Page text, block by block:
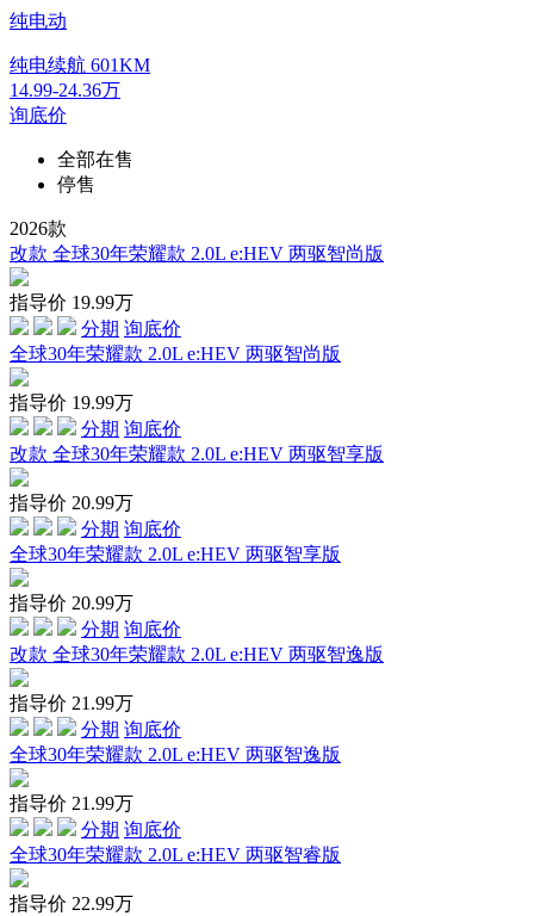
纯电动
纯电续航 601KM
14.99-24.36万
询底价
全部在售
停售
2026款
改款 全球30年荣耀款 2.0L e:HEV 两驱智尚版
指导价 19.99万
分期 询底价
全球30年荣耀款 2.0L e:HEV 两驱智尚版
指导价 19.99万
分期 询底价
改款 全球30年荣耀款 2.0L e:HEV 两驱智享版
指导价 20.99万
分期 询底价
全球30年荣耀款 2.0L e:HEV 两驱智享版
指导价 20.99万
分期 询底价
改款 全球30年荣耀款 2.0L e:HEV 两驱智逸版
指导价 21.99万
分期 询底价
全球30年荣耀款 2.0L e:HEV 两驱智逸版
指导价 21.99万
分期 询底价
全球30年荣耀款 2.0L e:HEV 两驱智睿版
指导价 22.99万